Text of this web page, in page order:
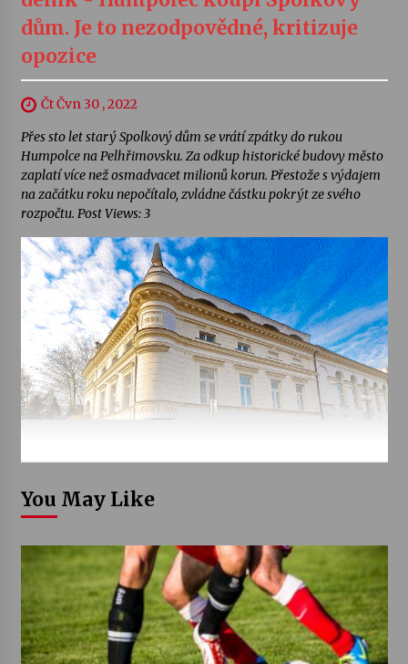
dům. Je to nezodpovědné, kritizuje
opozice
Čt Čvn 30 , 2022
Přes sto let starý Spolkový dům se vrátí zpátky do rukou
Humpolce na Pelhřimovsku. Za odkup historické budovy město
zaplatí více než osmadvacet milionů korun. Přestože s výdajem
na začátku roku nepočítalo, zvládne částku pokrýt ze svého
rozpočtu. Post Views: 3
You May Like